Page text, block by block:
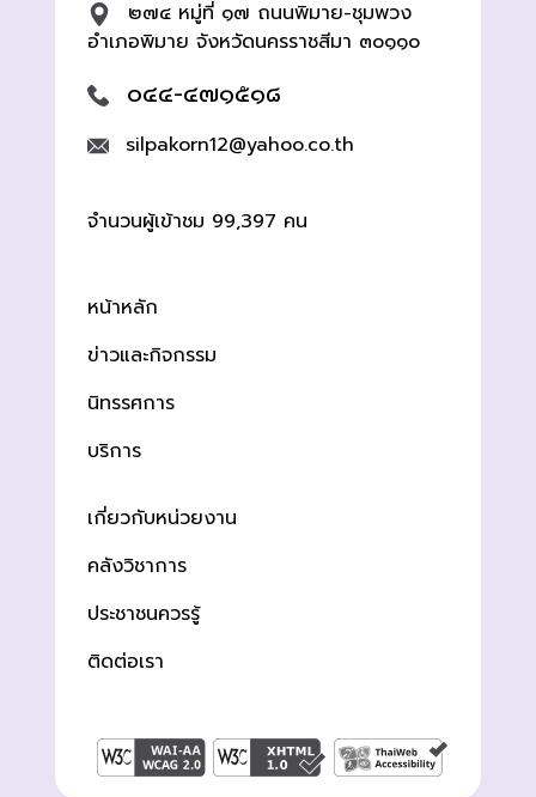
๒๗๔ หมู่ที่ ๑๗ ถนนพิมาย-ชุมพวง
อำเภอพิมาย จังหวัดนครราชสีมา ๓๐๑๑๐
๐๔๔-๔๗๑๕๑๘
silpakorn12@yahoo.co.th
จำนวนผู้เข้าชม 99,397 คน
หน้าหลัก
ข่าวและกิจกรรม
นิทรรศการ
บริการ
เกี่ยวกับหน่วยงาน
คลังวิชาการ
ประชาชนควรรู้
ติดต่อเรา